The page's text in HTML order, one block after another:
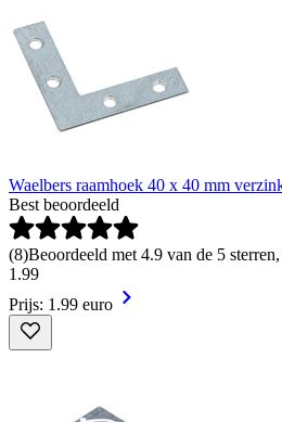
Waelbers raamhoek 40 x 40 mm
Best beoordeeld
(8)Beoordeeld met 4.9 van de 5
1 .99
Prijs: 1.99 euro